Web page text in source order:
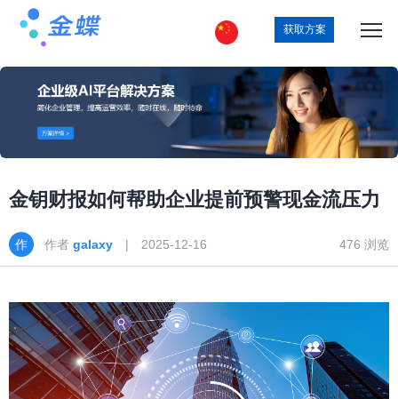
获取方案
金钥财报如何帮助企业提前预警现金流压力
作者 galaxy | 2025-12-16 476 浏览